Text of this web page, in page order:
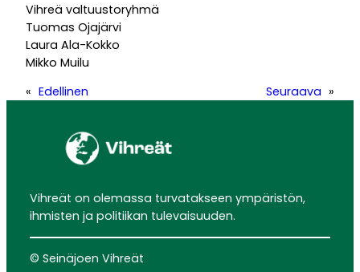
Vihreä valtuustoryhmä
Tuomas Ojajärvi
Laura Ala-Kokko
Mikko Muilu
« Edellinen Seuraava »
Vihreät on olemassa turvatakseen ympäristön,
ihmisten ja politiikan tulevaisuuden.
© Seinäjoen Vihreät